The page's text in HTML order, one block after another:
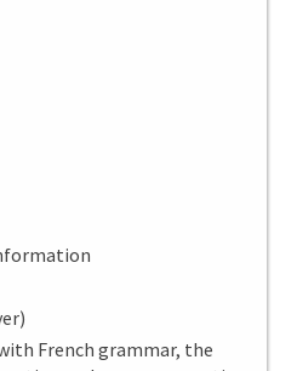
French grammar, the